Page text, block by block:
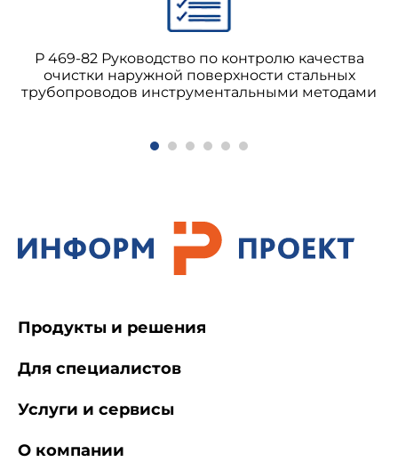
Р 469-82 Руководство по контролю качества
очистки наружной поверхности стальных
трубопроводов инструментальными методами
Продукты и решения
Для специалистов
Услуги и сервисы
О компании